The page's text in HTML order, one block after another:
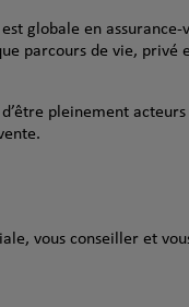
globale en assurance-
parcours de vie, privé
pleinement
vous conseiller et